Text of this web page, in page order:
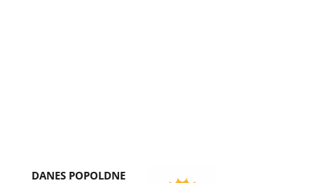
DANES POPOLDNE